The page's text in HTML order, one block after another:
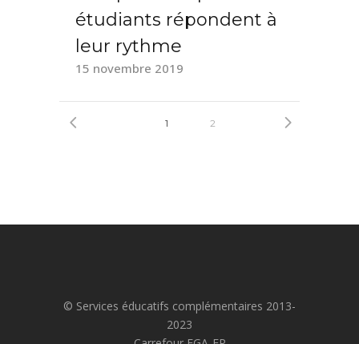
étudiants répondent à
leur rythme
15 novembre 2019
1 2
© Services éducatifs complémentaires 2013-
2023